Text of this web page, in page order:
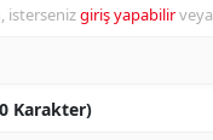
istersenizgiriş yapabilirveya
Karakter)